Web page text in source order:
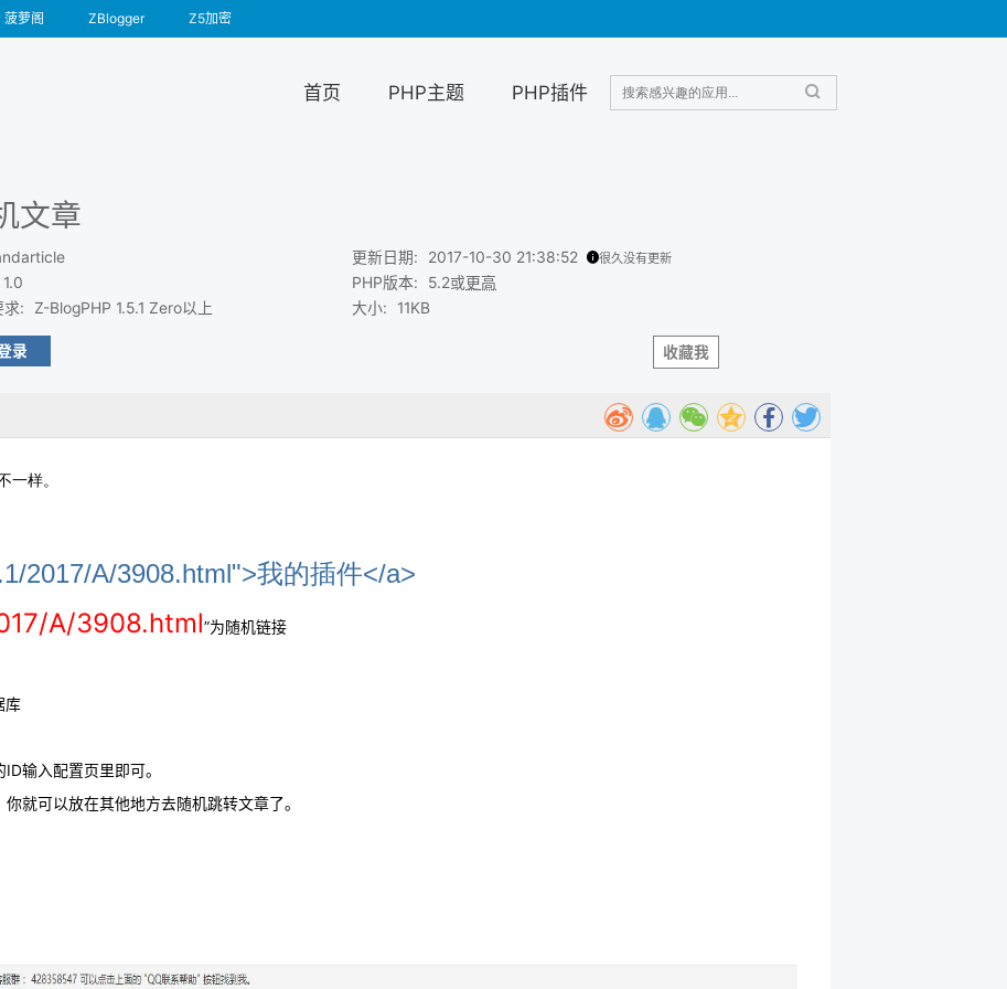
菠萝阁 ZBlogger Z5加密
首页 PHP主题 PHP插件
文章
1.0
求: Z-BlogPHP 1.5.1 Zero以上
更新日期: 2017-10-30 21:38:52 很久没有更新
PHP版本: 5.2或更高
大小: 11KB
收藏我
录
一样。
2017/A/3908.html">我的插件</a>
A/3908.html”为随机链接
库
输入配置页里即可。
就可以放在其他地方去随机跳转文章了。